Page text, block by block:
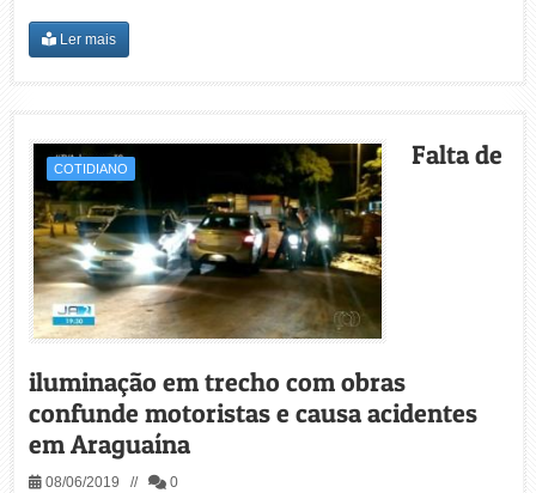
Ler mais
COTIDIANO Falta de
iluminação em trecho com obras
confunde motoristas e causa acidentes
em Araguaína
08/06/2019 // 0